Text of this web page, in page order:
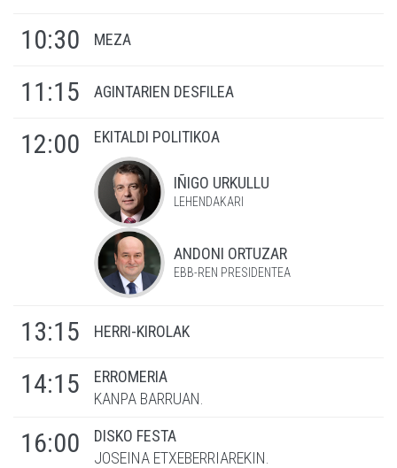
10:30
MEZA
11:15 AGINTARIEN DESFILEA
12:00 EKITALDI POLITIKOA
IÑIGO URKULLU
LEHENDAKARI
ANDONI ORTUZAR
EBB-REN PRESIDENTEA
13:15 HERRI-KIROLAK
14:15
ERROMERIA
KANPA BARRUAN.
16:00
DISKO FESTA
JOSEINA ETXEBERRIAREKIN.